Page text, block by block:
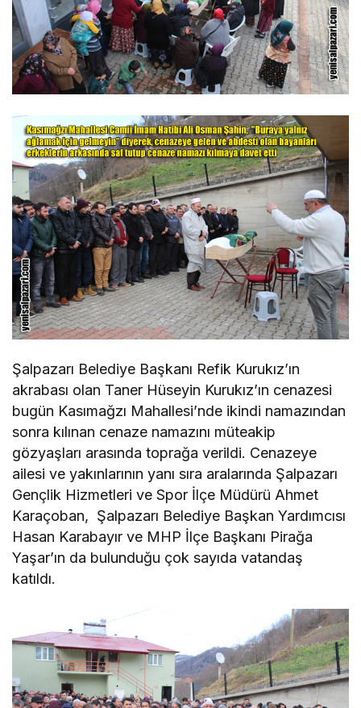
Şalpazarı Belediye Başkanı Refik Kurukız’ın
akrabası olan Taner Hüseyin Kurukız’ın cenazesi
bugün Kasımağzı Mahallesi’nde ikindi namazından
sonra kılınan cenaze namazını müteakip
gözyaşları arasında toprağa verildi. Cenazeye
ailesi ve yakınlarının yanı sıra aralarında Şalpazarı
Gençlik Hizmetleri ve Spor İlçe Müdürü Ahmet
Karaçoban, Şalpazarı Belediye Başkan Yardımcısı
Hasan Karabayır ve MHP İlçe Başkanı Pirağa
Yaşar’ın da bulunduğu çok sayıda vatandaş
katıldı.